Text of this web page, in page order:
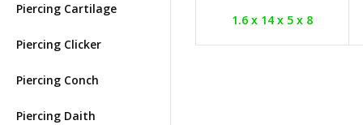
Piercing Cartilage
Piercing Clicker
Piercing Conch
Piercing Daith
1.6 x 14 x 5 x 8